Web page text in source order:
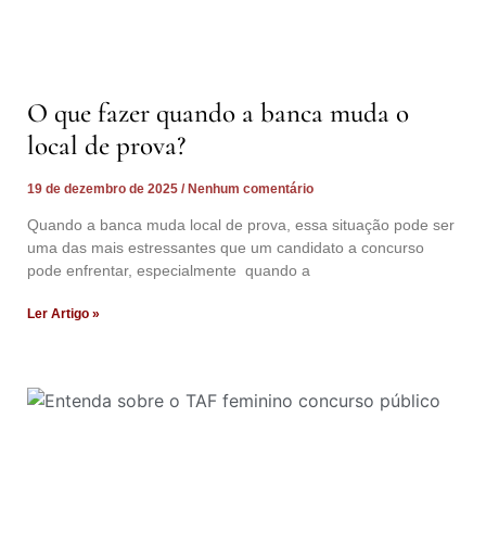
O que fazer quando a banca muda o
local de prova?
19 de dezembro de 2025 Nenhum comentário
Quando a banca muda local de prova, essa situação pode ser
uma das mais estressantes que um candidato a concurso
pode enfrentar, especialmente quando a
Ler Artigo »